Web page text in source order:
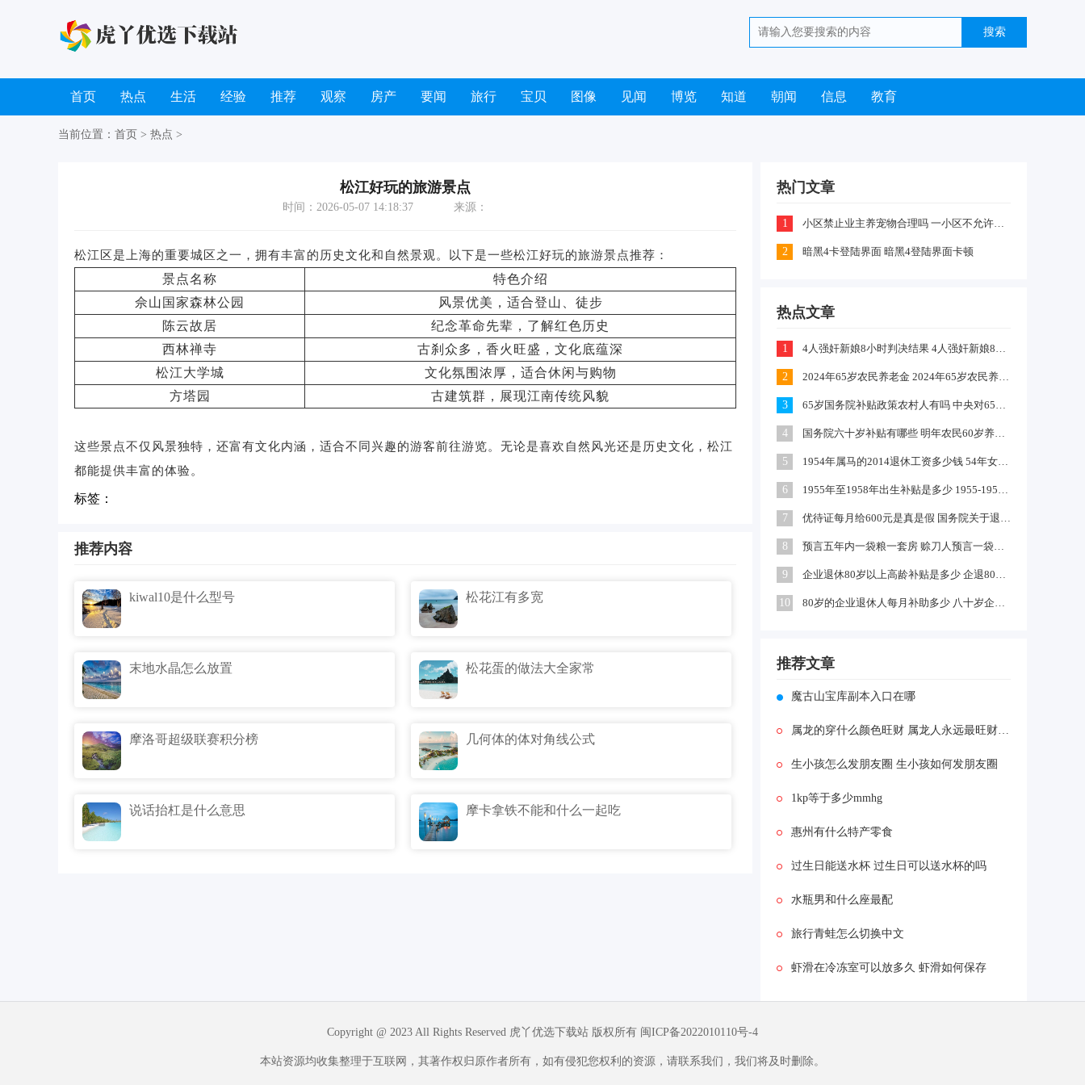
首页 热点 生活 经验 推荐 观察 房产 要闻 旅行 宝贝 图像 见闻 博览 知道 朝闻 信息 教育
当前位置： 首页 > 热点 >
松江好玩的旅游景点
时间：2026-05-07 14:18:37 来源：
松江区是上海的重要城区之一，拥有丰富的历史文化和自然景观。以下是一些松江好玩的旅游景点推荐：
景点名称
特色介绍
佘山国家森林公园
风景优美，适合登山、徒步
陈云故居
纪念革命先辈，了解红色历史
西林禅寺
古刹众多，香火旺盛，文化底蕴深
松江大学城
文化氛围浓厚，适合休闲与购物
方塔园
古建筑群，展现江南传统风貌
这些景点不仅风景独特，还富有文化内涵，适合不同兴趣的游客前往游览。无论是喜欢自然风光还是历史文化，松江
都能提供丰富的体验。
标签：
推荐内容
kiwal10是什么型号 松花江有多宽
末地水晶怎么放置 松花蛋的做法大全家常
摩洛哥超级联赛积分榜 几何体的体对角线公式
说话抬杠是什么意思 摩卡拿铁不能和什么一起吃
热门文章
1 小区禁止业主养宠物合理吗 一小区不允许业主喂养猫咪和狗狗是怎么回事
2 暗黑4卡登陆界面 暗黑4登陆界面卡顿
热点文章
1 4人强奸新娘8小时判决结果 4人强奸新娘8小时案件嫌疑犯判刑什么情况
2 2024年65岁农民养老金 2024年65岁农民养老金上涨多少
3 65岁国务院补贴政策农村人有吗 中央对65岁以上老人有补贴吗
4 国务院六十岁补贴有哪些 明年农民60岁养老金每月领多少钱
5 1954年属马的2014退休工资多少钱 54年女马出生农村每年养老金多少
6 1955年至1958年出生补贴是多少 1955-1958年出生补贴在哪领
7 优待证每月给600元是真是假 国务院关于退伍军人每月补助文件
8 预言五年内一袋粮一套房 赊刀人预言一袋面换五栋楼真的吗
9 企业退休80岁以上高龄补贴是多少 企退80岁以上有100元补贴吗
10 80岁的企业退休人每月补助多少 八十岁企退人员补发工资吗
推荐文章
魔古山宝库副本入口在哪
属龙的穿什么颜色旺财 属龙人永远最旺财的颜色介绍
生小孩怎么发朋友圈 生小孩如何发朋友圈
1kp等于多少mmhg
惠州有什么特产零食
过生日能送水杯 过生日可以送水杯的吗
水瓶男和什么座最配
旅行青蛙怎么切换中文
虾滑在冷冻室可以放多久 虾滑如何保存
Copyright @ 2023 All Rights Reserved 虎丫优选下载站 版权所有 闽ICP备2022010110号-4
本站资源均收集整理于互联网，其著作权归原作者所有，如有侵犯您权利的资源，请联系我们，我们将及时删除。